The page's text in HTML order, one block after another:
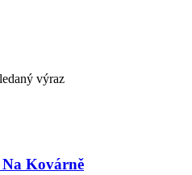
výraz
Na Kovárně